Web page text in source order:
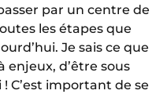
par un centre de
les étapes que
Je sais ce que
enjeux, d’être sous
C’est important de se